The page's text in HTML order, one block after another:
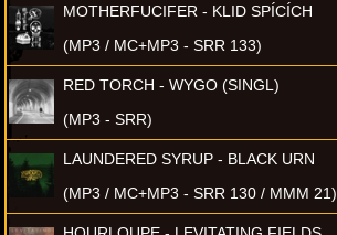
MOTHERFUCIFER - KLID SPÍCÍCH
(MP3 / MC+MP3 - SRR 133)
RED TORCH - WYGO (SINGL)
(MP3 - SRR)
LAUNDERED SYRUP - BLACK URN
(MP3 / MC+MP3 - SRR 130 / MMM 21)